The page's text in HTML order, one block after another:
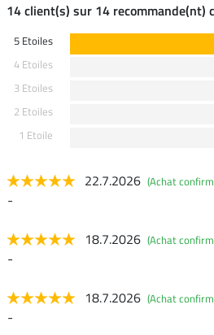
14 client(s) sur 14 recommande(nt)
5 Etoiles
4 Etoiles
3 Etoiles
2 Etoiles
1 Etoile
22.7.2026 (Achat
-
18.7.2026 (Achat
-
18.7.2026 (Achat
-